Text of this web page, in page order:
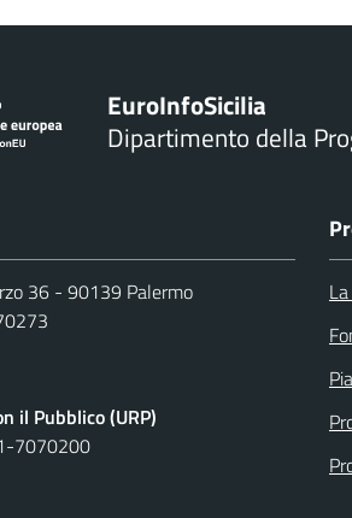
EuroInfoSicilia
Dipartimento della
36 - 90139 Palermo
il Pubblico (URP)
7070200